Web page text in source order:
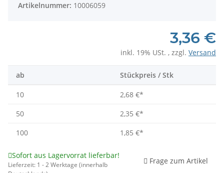
Artikelnummer: 10006059
3,36 €
inkl. 19% USt. , zzgl. Versand
ab Stückpreis / Stk
10 2,68 €*
50
2,35 €*
100
1,85 €*
Sofort aus Lagervorrat lieferbar!
Lieferzeit: 1 - 2 Werktage (innerhalb
Frage zum Artikel